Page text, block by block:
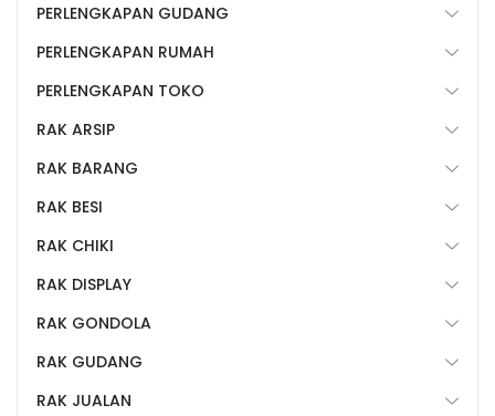
PERLENGKAPAN GUDANG
PERLENGKAPAN RUMAH
PERLENGKAPAN TOKO
RAK ARSIP
RAK BARANG
RAK BESI
RAK CHIKI
RAK DISPLAY
RAK GONDOLA
RAK GUDANG
RAK JUALAN